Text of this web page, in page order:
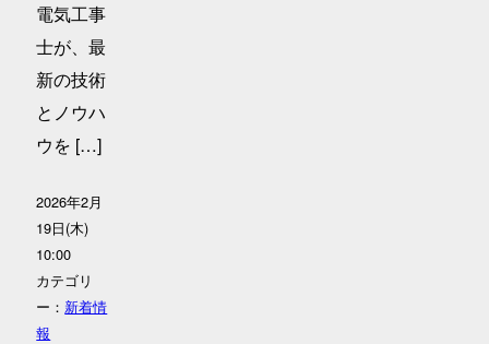
電気工事
士が、最
新の技術
とノウハ
ウを […]
2026年2月
19日(木)
10:00
カテゴリ
ー： 新着情
報